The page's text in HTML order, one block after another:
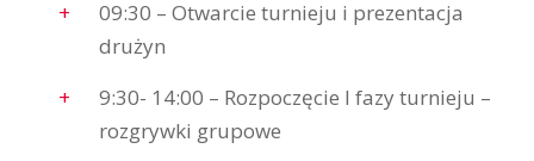
09:30 – Otwarcie turnieju i prezentacja
drużyn
9:30- 14:00 – Rozpoczęcie I fazy turnieju –
rozgrywki grupowe